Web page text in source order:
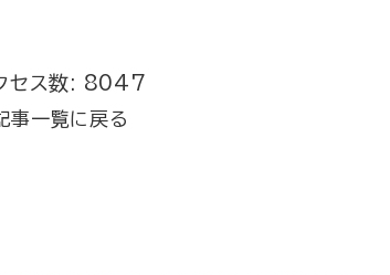
セス数: 8047
事一覧に戻る